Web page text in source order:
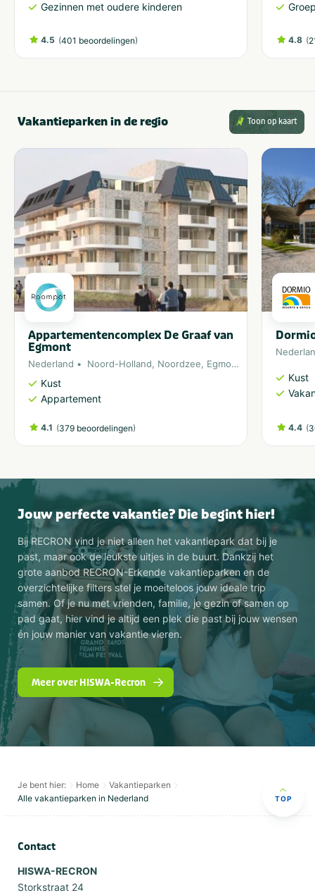
Gezinnen met oudere kinderen
4.5 (401 beoordelingen) 4.8 (
Vakantieparken in de regio Toon op kaart
Appartementencomplex De Graaf van
Egmont
Nederland Noord-Holland, Noordzee, Egmond aan Zee
Kust
Appartement
4.1 (379 beoordelingen)
Kust
4.4 (
Jouw perfecte vakantie? Die begint hier!
Bij RECRON vind je niet alleen het vakantiepark dat bij je
past, maar ook de leukste uitjes in de buurt. Dankzij het
grote aanbod RECRON-Erkende vakantieparken en de
overzichtelijke filters stel je moeiteloos jouw ideale trip
samen. Of je nu met vrienden, familie, je gezin of samen op
pad gaat, hier vind je altijd een plek die past bij jouw wensen
én jouw manier van vakantie vieren.
Meer over HISWA-Recron
Je bent hier: Home
Vakantieparken
Alle vakantieparken in Nederland
TOP
Contact
HISWA-RECRON
Storkstraat 24